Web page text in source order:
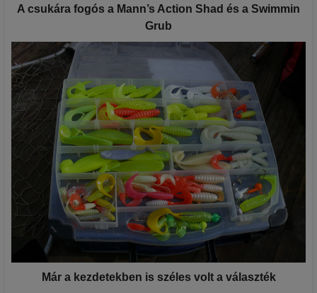
A csukára fogós a Mann’s Action Shad és a Swimmin
Grub
Már a kezdetekben is széles volt a választék